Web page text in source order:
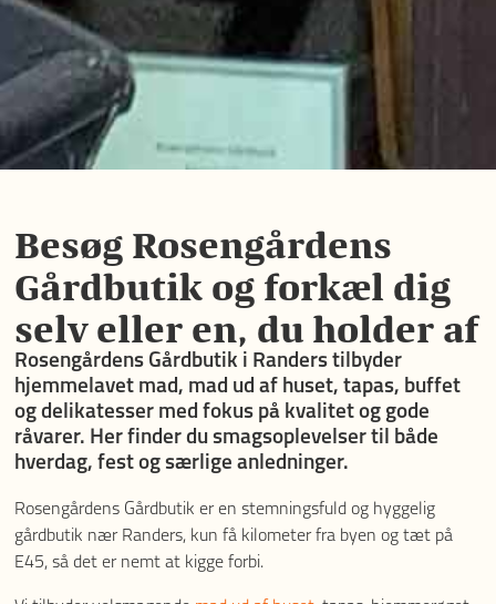
Besøg Rosen­gårdens
Gårdbutik og forkæl dig
selv eller en, du holder af
Rosengårdens Gårdbutik i Randers tilbyder
hjemmelavet mad, mad ud af huset, tapas, buffet
og delikatesser med fokus på kvalitet og gode
råvarer. Her finder du smagsoplevelser til både
hverdag, fest og særlige anledninger.
Rosengårdens Gårdbutik er en stemningsfuld og hyggelig
gårdbutik nær Randers, kun få kilometer fra byen og tæt på
E45, så det er nemt at kigge forbi.